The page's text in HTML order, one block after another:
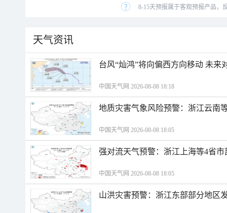
8-15天预报属于客观预报产品，
天气资讯
台风“灿鸿”将向偏西方向移动 未来
中国天气网 2026-08-08 18:18
地质灾害气象风险预警：浙江云南
中国天气网 2026-08-08 18:05
强对流天气预警：浙江上海等4省
中国天气网 2026-08-08 18:05
山洪灾害预警：浙江东部部分地区